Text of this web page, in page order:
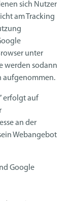
sich Nutzer
am Tracking
unter
werden sodann
aufgenommen.
erfolgt auf
an der
Webangebot
Google